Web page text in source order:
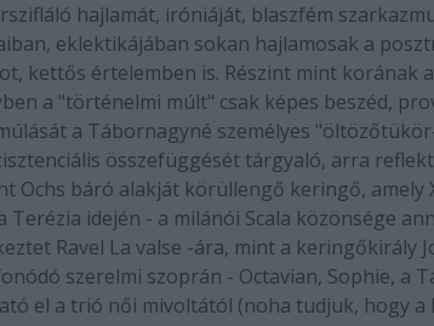
hajlamát, iróniáját, blaszfém
eklektikájában sokan hajlamosak a
kettős értelemben is. Részint mint korának
a "történelmi múlt" csak képes beszéd,
a Tábornagyné személyes
összefüggését tárgyaló, arra
Ochs báró alakját körüllengő keringő, amely
Terézia idején - a milánói Scala közönsége
Ravel La valse -ára, mint a keringőkirály
szerelmi szoprán - Octavian, Sophie, a
el a trió női mivoltától (noha tudjuk, hogy a